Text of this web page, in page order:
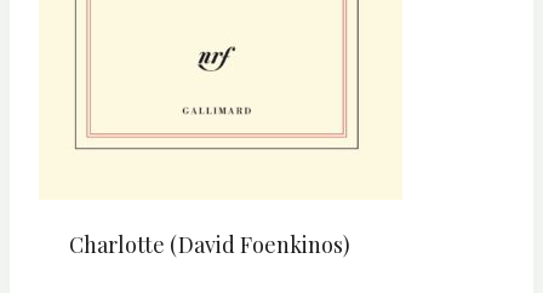
Charlotte (David Foenkinos)